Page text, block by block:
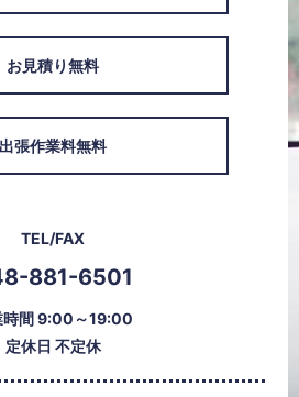
お見積り無料
出張作業料無料
TEL/FAX
881-6501
時間 9:00～19:00
定休日 不定休